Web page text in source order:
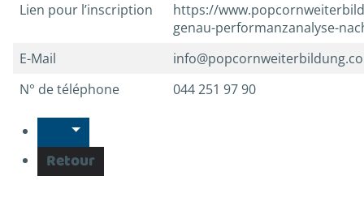
Lien pour l’inscription
https://
genau-performanzanalyse-
E-Mail
N° de téléphone
044 251 97 90
Retour